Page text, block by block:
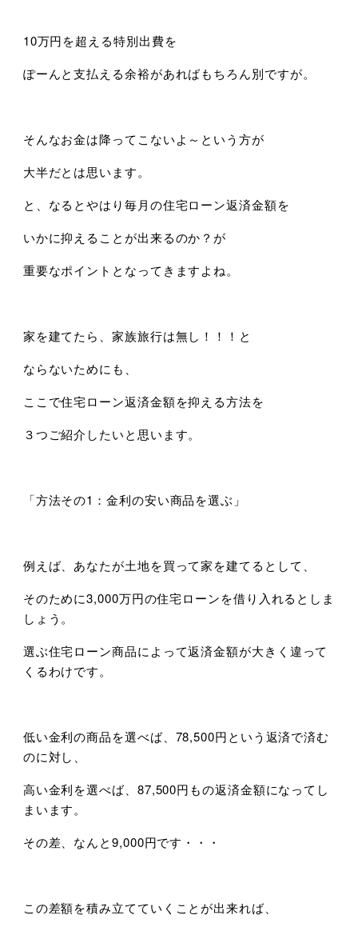
10万円を超える特別出費を
ぽーんと支払える余裕があればもちろん別ですが。
そんなお金は降ってこないよ～という方が
大半だとは思います。
と、なるとやはり毎月の住宅ローン返済金額を
いかに抑えることが出来るのか？が
重要なポイントとなってきますよね。
家を建てたら、家族旅行は無し！！！と
ならないためにも、
ここで住宅ローン返済金額を抑える方法を
３つご紹介したいと思います。
「方法その1：金利の安い商品を選ぶ」
例えば、あなたが土地を買って家を建てるとして、
そのために3,000万円の住宅ローンを借り入れるとしま
しょう。
選ぶ住宅ローン商品によって返済金額が大きく違って
くるわけです。
低い金利の商品を選べば、78,500円という返済で済む
のに対し、
高い金利を選べば、87,500円もの返済金額になってし
まいます。
その差、なんと9,000円です・・・
この差額を積み立てていくことが出来れば、